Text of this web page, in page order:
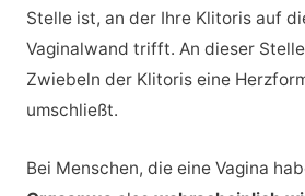
Stelle ist, an der Ihre Klitoris auf
Vaginalwand trifft. An dieser
Zwiebeln der Klitoris eine
umschließt.
Bei Menschen, die eine Vagina